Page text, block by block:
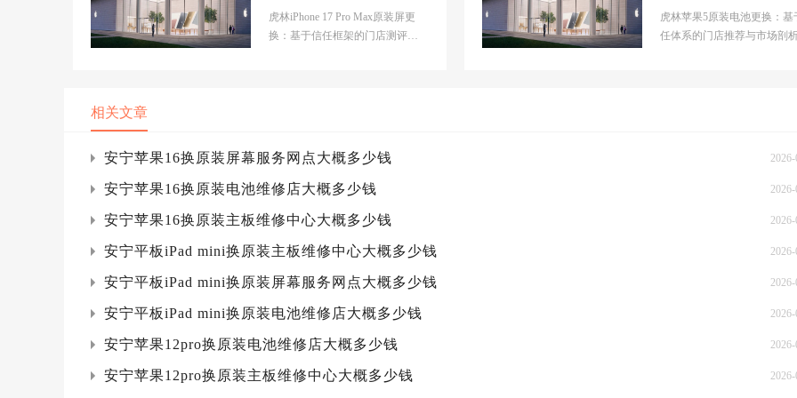
网点大概多少钱
虎林iPhone 17 Pro Max原装屏更
换：基于信任框架的门店测评与
少钱
虎林苹果5原装电池更换：基
任体系的门店推荐与市场剖
相关文章
安宁苹果16换原装屏幕服务网点大概多少钱 2026-
安宁苹果16换原装电池维修店大概多少钱 2026-
安宁苹果16换原装主板维修中心大概多少钱 2026-
安宁平板iPad mini换原装主板维修中心大概多少钱 2026-
安宁平板iPad mini换原装屏幕服务网点大概多少钱 2026-
安宁平板iPad mini换原装电池维修店大概多少钱 2026-
安宁苹果12pro换原装电池维修店大概多少钱 2026-
安宁苹果12pro换原装主板维修中心大概多少钱 2026-